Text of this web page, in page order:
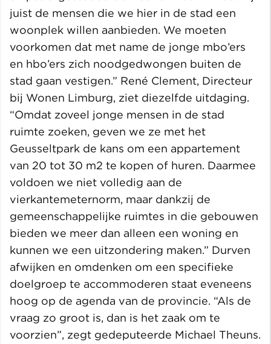
juist de mensen die we hier in de stad een
woonplek willen aanbieden. We moeten
voorkomen dat met name de jonge mbo’ers
en hbo’ers zich noodgedwongen buiten de
stad gaan vestigen.” René Clement, Directeur
bij Wonen Limburg, ziet diezelfde uitdaging.
“Omdat zoveel jonge mensen in de stad
ruimte zoeken, geven we ze met het
Geusseltpark de kans om een appartement
van 20 tot 30 m2 te kopen of huren. Daarmee
voldoen we niet volledig aan de
vierkantemeternorm, maar dankzij de
gemeenschappelijke ruimtes in die gebouwen
bieden we meer dan alleen een woning en
kunnen we een uitzondering maken.” Durven
afwijken en omdenken om een specifieke
doelgroep te accommoderen staat eveneens
hoog op de agenda van de provincie. “Als de
vraag zo groot is, dan is het zaak om te
voorzien”, zegt gedeputeerde Michael Theuns.